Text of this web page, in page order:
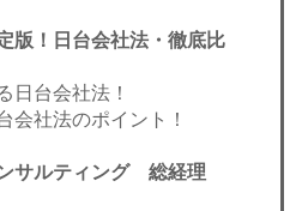
版！日台会社法・徹底比
日台会社法！
会社法のポイント！
サルティング 総経理